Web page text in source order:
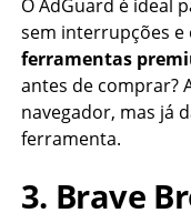
O AdGuard é ideal
sem interrupções e
ferramentas
antes de comprar?
navegador, mas já
ferramenta.
3. Brave